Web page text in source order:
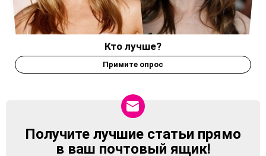
Кто лучше?
Примите опрос
NEWSLETTER
Получите лучшие статьи прямо
в ваш почтовый ящик!